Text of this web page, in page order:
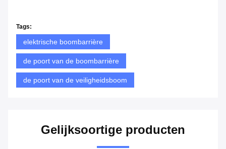
Tags:
elektrische boombarrière
de poort van de boombarrière
de poort van de veiligheidsboom
Gelijksoortige producten